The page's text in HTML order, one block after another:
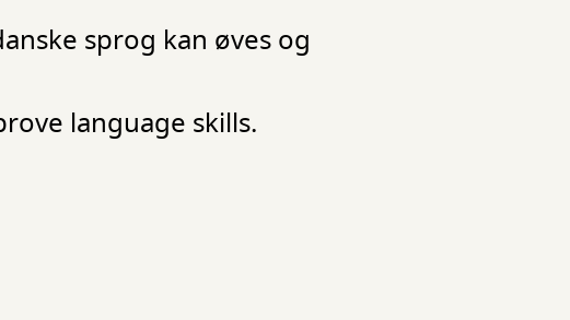
sprog kan øves og
language skills.